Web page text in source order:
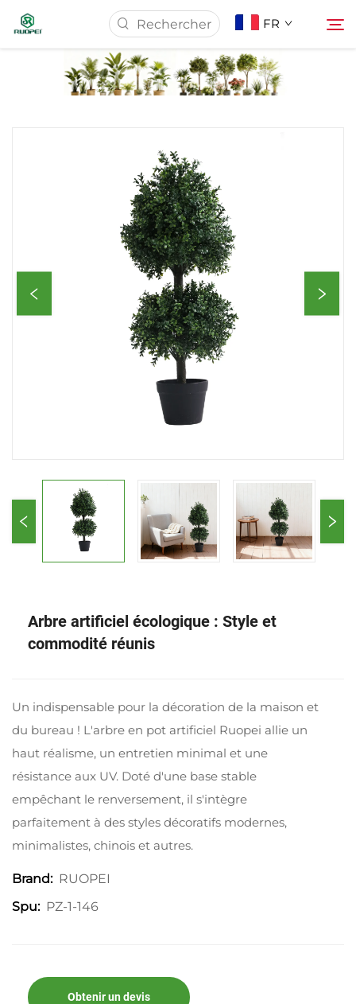
FR
À Propos De Nous
Télécharger
Arbre artificiel écologique : Style et
commodité réunis
Un indispensable pour la décoration de la maison et
du bureau ! L'arbre en pot artificiel Ruopei allie un
haut réalisme, un entretien minimal et une
résistance aux UV. Doté d'une base stable
empêchant le renversement, il s'intègre
parfaitement à des styles décoratifs modernes,
minimalistes, chinois et autres.
Brand: RUOPEI
Spu: PZ-1-146
Obtenir un devis